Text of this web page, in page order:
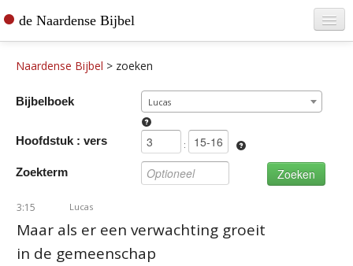
de Naardense Bijbel
De vertaler
Contact
Naardense Bijbel > zoeken
Bijbelboek Lucas
Hoofdstuk : vers :
Zoekterm
3:15 Lucas
Maar als er een verwachting groeit
in de gemeenschap